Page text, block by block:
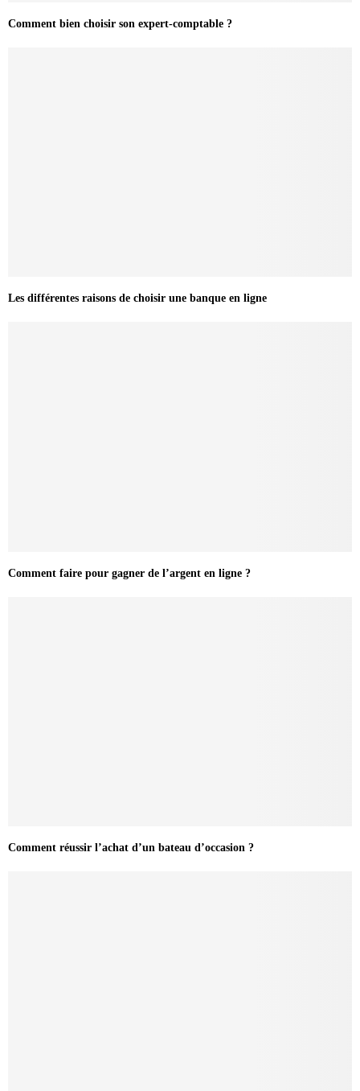
Comment bien choisir son expert-comptable ?
Les différentes raisons de choisir une banque en ligne
Comment faire pour gagner de l’argent en ligne ?
Comment réussir l’achat d’un bateau d’occasion ?